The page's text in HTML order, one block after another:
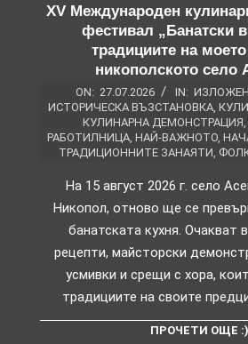
XV Международен
фестивал „Банатски
традициите на
никополското село
ON: 27.07.2026 IN:
ИСТОРИЧЕСКА ВЪЗСТАНОВКА
КУЛИНАРНА ДЕМОНСТРАЦИЯ
РАБОТИЛНИЦА, НАЙ-ВАЖНОТО,
ТРАДИЦИОННИТЕ ЗАНАЯТИ
На 15 август 2026 г. село
Никопол, отново ще се
банатската кухня. Очакват
рецепти, майсторски
усмивки и срещи с хора,
традициите на своите
ПРОЧЕТИ ОЩЕ :)